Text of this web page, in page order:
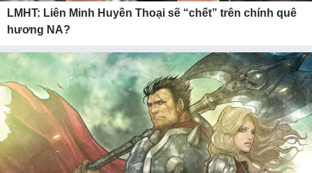
LMHT: Liên Minh Huyền Thoại sẽ “chết” trên chính quê
hương NA?